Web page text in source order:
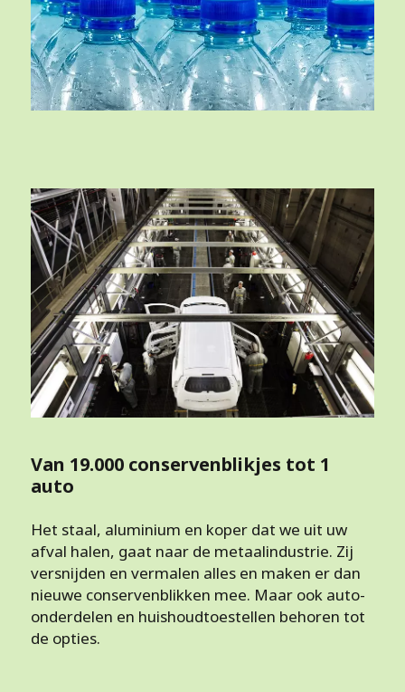
Van 19.000 conservenblikjes tot 1
auto
Het staal, aluminium en koper dat we uit uw
afval halen, gaat naar de metaalindustrie. Zij
versnijden en vermalen alles en maken er dan
nieuwe conservenblikken mee. Maar ook auto-
onderdelen en huishoudtoestellen behoren tot
de opties.